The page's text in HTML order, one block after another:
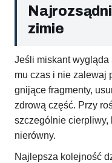
zimie
Jeśli miskant wygląda
mu czas i nie zalewaj
gnijące fragmenty,
zdrową część. Przy
szczególnie cierpliwy,
nierówny.
Najlepsza kolejność